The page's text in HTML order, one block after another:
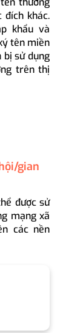
đích khác.
khẩu và
tên miền
bị sử dụng
trên thị
gian
được sử
mạng xã
các nền